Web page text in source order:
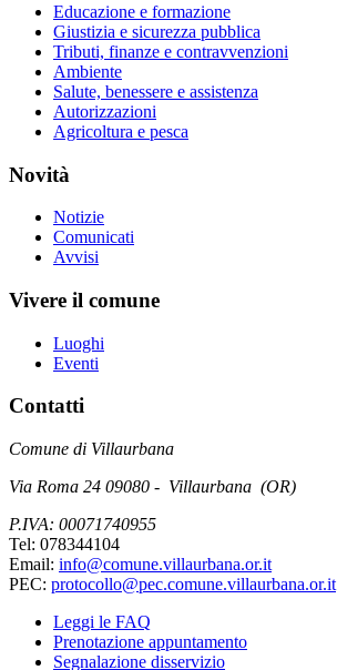
Educazione e formazione
Giustizia e sicurezza pubblica
Tributi, finanze e contravvenzioni
Ambiente
Salute, benessere e assistenza
Autorizzazioni
Agricoltura e pesca
Novità
Notizie
Comunicati
Avvisi
Vivere il comune
Luoghi
Eventi
Contatti
Comune di Villaurbana
Via Roma 24 09080 - Villaurbana (OR)
P.IVA: 00071740955
Tel: 078344104
Email: info@comune.villaurbana.or.it
PEC: protocollo@pec.comune.villaurbana.or.it
Leggi le FAQ
Prenotazione appuntamento
Segnalazione disservizio